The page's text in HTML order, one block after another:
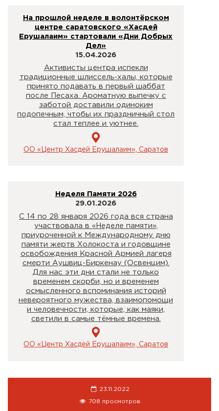
На прошлой неделе в волонтёрском
центре саратовского «Хасдей
Ерушалаим» стартовали «Дни Добрых
Дел»
15.04.2026
Активисты центра испекли
традиционные шлиссель-халы, которые
принято подавать в первый шаббат
после Песаха. Ароматную выпечку с
заботой доставили одиноким
подопечным, чтобы их праздничный стол
стал теплее и уютнее.
ОО «Центр Хасдей Ерушалаим», Саратов
Неделя Памяти 2026
29.01.2026
С 14 по 28 января 2026 года вся страна
участвовала в «Неделе памяти»,
приуроченной к Международному дню
памяти жертв Холокоста и годовщине
освобождения Красной Армией лагеря
смерти Аушвиц-Биркенау (Освенцим).
Для нас эти дни стали не только
временем скорби, но и временем
осмысленного вспоминания историй
невероятного мужества, взаимопомощи
и человечности, которые, как маяки,
светили в самые тёмные времена.
ОО «Центр Хасдей Ерушалаим», Саратов
23.11.2022
708 просмотров